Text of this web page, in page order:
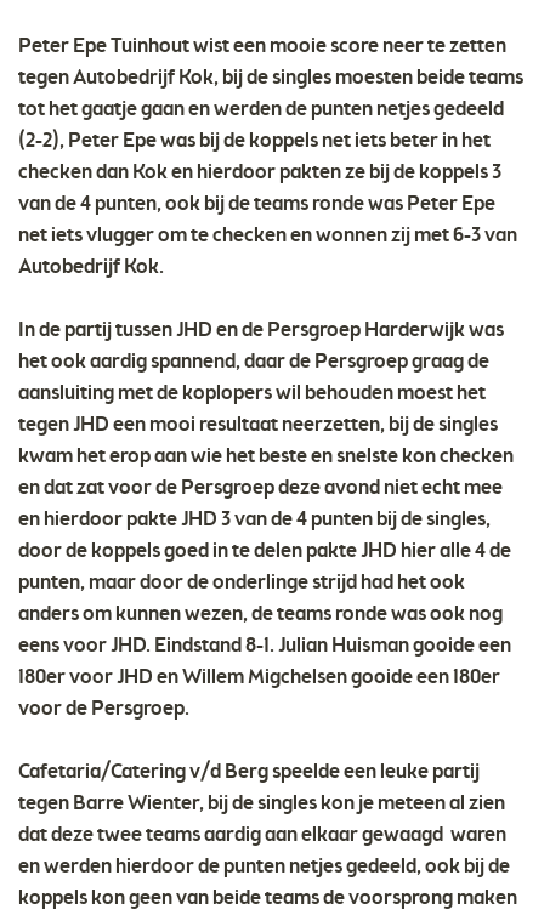
Peter Epe Tuinhout wist een mooie score neer te zetten
tegen Autobedrijf Kok, bij de singles moesten beide teams
tot het gaatje gaan en werden de punten netjes gedeeld
(2-2), Peter Epe was bij de koppels net iets beter in het
checken dan Kok en hierdoor pakten ze bij de koppels 3
van de 4 punten, ook bij de teams ronde was Peter Epe
net iets vlugger om te checken en wonnen zij met 6-3 van
Autobedrijf Kok.
In de partij tussen JHD en de Persgroep Harderwijk was
het ook aardig spannend, daar de Persgroep graag de
aansluiting met de koplopers wil behouden moest het
tegen JHD een mooi resultaat neerzetten, bij de singles
kwam het erop aan wie het beste en snelste kon checken
en dat zat voor de Persgroep deze avond niet echt mee
en hierdoor pakte JHD 3 van de 4 punten bij de singles,
door de koppels goed in te delen pakte JHD hier alle 4 de
punten, maar door de onderlinge strijd had het ook
anders om kunnen wezen, de teams ronde was ook nog
eens voor JHD. Eindstand 8-1. Julian Huisman gooide een
180er voor JHD en Willem Migchelsen gooide een 180er
voor de Persgroep.
Cafetaria/Catering v/d Berg speelde een leuke partij
tegen Barre Wienter, bij de singles kon je meteen al zien
dat deze twee teams aardig aan elkaar gewaagd waren
en werden hierdoor de punten netjes gedeeld, ook bij de
koppels kon geen van beide teams de voorsprong maken